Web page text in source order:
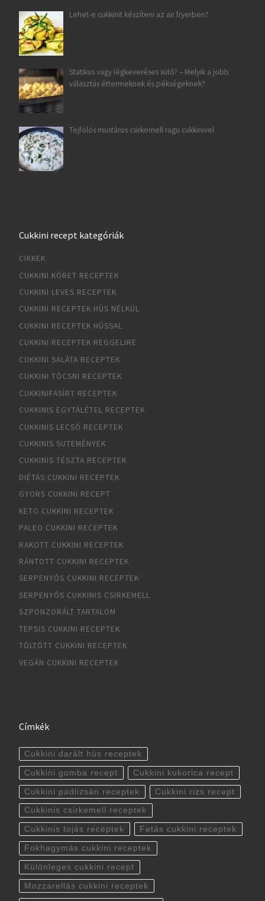
Lehet-e cukkinit készíteni az air fryerben?
Statikus vagy légkeveréses sütő? – Melyik a jobb
választás éttermeknek és pékségeknek?
Tejfölös mustáros csirkemell ragu cukkinivel
Cukkini recept kategóriák
CIKKEK
CUKKINI KÖRET RECEPTEK
CUKKINI LEVES RECEPTEK
CUKKINI RECEPTEK HÚS NÉLKÜL
CUKKINI RECEPTEK HÚSSAL
CUKKINI RECEPTEK REGGELIRE
CUKKINI SALÁTA RECEPTEK
CUKKINI TÓCSNI RECEPTEK
CUKKINIFASÍRT RECEPTEK
CUKKINIS EGYTÁLÉTEL RECEPTEK
CUKKINIS LECSÓ RECEPTEK
CUKKINIS SÜTEMÉNYEK
CUKKINIS TÉSZTA RECEPTEK
DIÉTÁS CUKKINI RECEPTEK
GYORS CUKKINI RECEPT
KETO CUKKINI RECEPTEK
PALEO CUKKINI RECEPTEK
RAKOTT CUKKINI RECEPTEK
RÁNTOTT CUKKINI RECEPTEK
SERPENYŐS CUKKINI RECEPTEK
SERPENYŐS CUKKINIS CSIRKEMELL
SZPONZORÁLT TARTALOM
TEPSIS CUKKINI RECEPTEK
TÖLTÖTT CUKKINI RECEPTEK
VEGÁN CUKKINI RECEPTEK
Címkék
Cukkini darált hús receptek
Cukkini gomba recept Cukkini kukorica recept
Cukkini padlizsán receptek Cukkini rizs recept
Cukkinis csirkemell receptek
Cukkinis tojás receptek Fetás cukkini receptek
Fokhagymás cukkini receptek
Különleges cukkini recept
Mozzarellás cukkini receptek